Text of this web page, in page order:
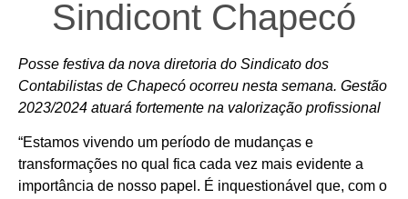
Sindicont Chapecó
Posse festiva da nova diretoria do Sindicato dos
Contabilistas de Chapecó ocorreu nesta semana. Gestão
2023/2024 atuará fortemente na valorização profissional
“Estamos vivendo um período de mudanças e
transformações no qual fica cada vez mais evidente a
importância de nosso papel. É inquestionável que, com o